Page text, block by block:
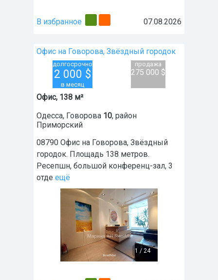
В избранное 07.08.2026
Офис на Говорова, Звёздный городок
долгосрочно
2 000 $
в месяц
продажа
275 000 $
Офис, 138 м²
Одесса, Говорова 10, район
Приморский
08790 Офис на Говорова, Звёздный
городок. Площадь 138 метров.
Ресепшн, большой конференц-зал, 3
отде ещё
1 / 24